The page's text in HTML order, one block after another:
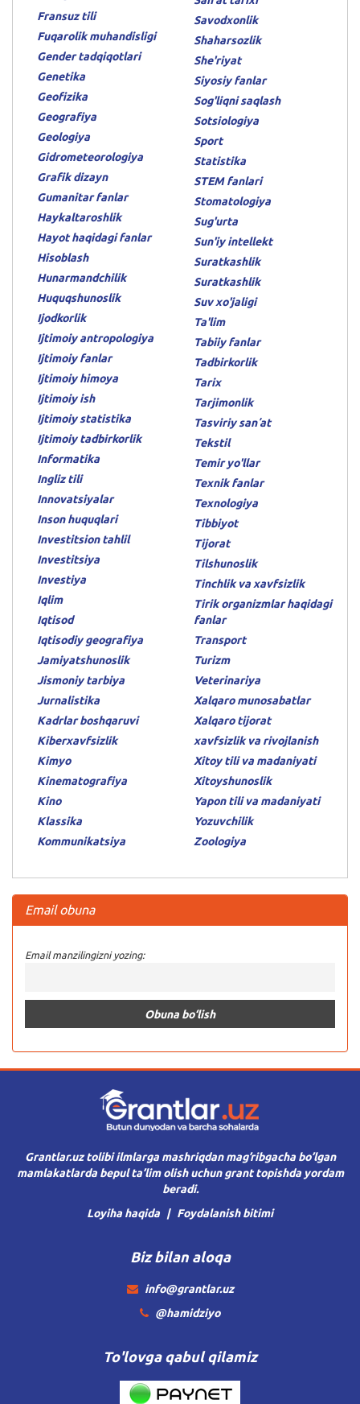
Fransuz tili
Fuqarolik muhandisligi
Gender tadqiqotlari
Genetika
Geofizika
Geografiya
Geologiya
Gidrometeorologiya
Grafik dizayn
Gumanitar fanlar
Haykaltaroshlik
Hayot haqidagi fanlar
Hisoblash
Hunarmandchilik
Huquqshunoslik
Ijodkorlik
Ijtimoiy antropologiya
Ijtimoiy fanlar
Ijtimoiy himoya
Ijtimoiy ish
Ijtimoiy statistika
Ijtimoiy tadbirkorlik
Informatika
Ingliz tili
Innovatsiyalar
Inson huquqlari
Investitsion tahlil
Investitsiya
Investiya
Iqlim
Iqtisod
Iqtisodiy geografiya
Jamiyatshunoslik
Jismoniy tarbiya
Jurnalistika
Kadrlar boshqaruvi
Kiberxavfsizlik
Kimyo
Kinematografiya
Kino
Klassika
Kommunikatsiya
Savodxonlik
Shaharsozlik
She'riyat
Siyosiy fanlar
Sog'liqni saqlash
Sotsiologiya
Sport
Statistika
STEM fanlari
Stomatologiya
Sug'urta
Sun'iy intellekt
Suratkashlik
Suratkashlik
Suv xo'jaligi
Ta'lim
Tabiiy fanlar
Tadbirkorlik
Tarix
Tarjimonlik
Tasviriy sanʼat
Tekstil
Temir yo'llar
Texnik fanlar
Texnologiya
Tibbiyot
Tijorat
Tilshunoslik
Tinchlik va xavfsizlik
Tirik organizmlar haqidagi
fanlar
Transport
Turizm
Veterinariya
Xalqaro munosabatlar
Xalqaro tijorat
xavfsizlik va rivojlanish
Xitoy tili va madaniyati
Xitoyshunoslik
Yapon tili va madaniyati
Yozuvchilik
Zoologiya
Email obuna
Email manzilingizni yozing:
Grantlar.uz tolibi ilmlarga mashriqdan mag’ribgacha bo’lgan
mamlakatlarda bepul ta’lim olish uchun grant topishda yordam
beradi.
Loyiha haqida
Foydalanish bitimi
Biz bilan aloqa
info@grantlar.uz
@hamidziyo
To'lovga qabul qilamiz